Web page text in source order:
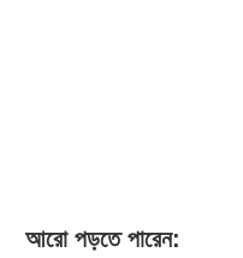
আরো পড়তে পারেন: